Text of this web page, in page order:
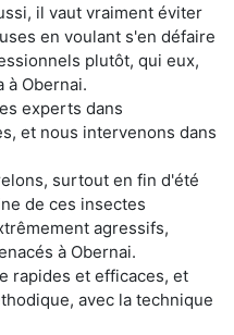
il vaut vraiment éviter
en voulant s'en défaire
plutôt, qui eux,
à Obernai.
experts dans
et nous intervenons dans
surtout en fin d'été
de ces insectes
agressifs,
à Obernai.
rapides et efficaces, et
avec la technique